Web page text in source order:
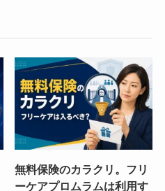
無料保険のカラクリ。フリ
ーケアプロムラムは利用す